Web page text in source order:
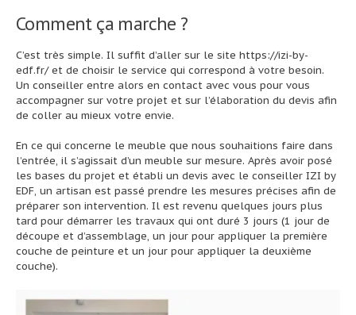
Comment ça marche ?
C’est très simple. Il suffit d’aller sur le site https://izi-by-
edf.fr/et de choisir le service qui correspond à votre besoin.
Un conseiller entre alors en contact avec vous pour vous
accompagner sur votre projet et sur l’élaboration du devis afin
de coller au mieux votre envie.
En ce qui concerne le meuble que nous souhaitions faire dans
l’entrée, il s’agissait d’un meuble sur mesure. Après avoir posé
les bases du projet et établi un devis avec le conseiller IZI by
EDF, un artisan est passé prendre les mesures précises afin de
préparer son intervention. Il est revenu quelques jours plus
tard pour démarrer les travaux qui ont duré 3 jours (1 jour de
découpe et d’assemblage, un jour pour appliquer la première
couche de peinture et un jour pour appliquer la deuxième
couche).